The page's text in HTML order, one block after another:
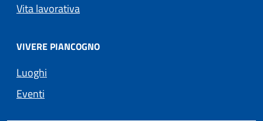
Vita lavorativa
VIVERE PIANCOGNO
Luoghi
Eventi